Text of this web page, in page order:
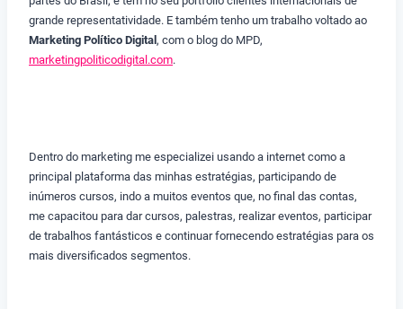
grande representatividade. E também tenho um trabalho voltado ao
Marketing Político Digital , com o blog do MPD,
marketingpoliticodigital.com.
Dentro do marketing me especializei usando a internet como a
principal plataforma das minhas estratégias, participando de
inúmeros cursos, indo a muitos eventos que, no final das contas,
me capacitou para dar cursos, palestras, realizar eventos, participar
de trabalhos fantásticos e continuar fornecendo estratégias para os
mais diversificados segmentos.